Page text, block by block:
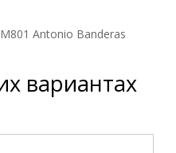
Antonio Banderas
вариантах